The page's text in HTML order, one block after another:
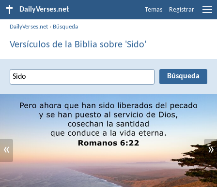
DailyVerses.net Temas Registrar
DailyVerses.net › Búsqueda
Versículos de la Biblia sobre 'Sido'
« »